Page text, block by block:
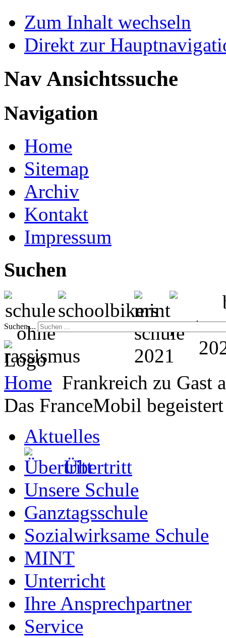
Zum Inhalt wechseln
Direkt zur
Nav Ansichtssuche
Navigation
Home
Sitemap
Archiv
Kontakt
Impressum
Suchen
Suchen ...
Home Frankreich zu Gast
Das FranceMobil
Aktuelles
Übertritt
Unsere Schule
Ganztagsschule
Sozialwirksame Schule
MINT
Unterricht
Ihre Ansprechpartner
Service